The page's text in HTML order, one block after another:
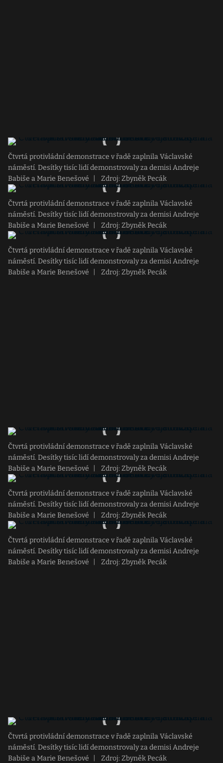
Čtvrtá protivládní demonstrace v řadě zaplnila Václavské
náměstí. Desítky tisíc lidí demonstrovaly za demisi Andreje
Babiše a Marie Benešové
Zdroj: Zbyněk Pecák
Čtvrtá protivládní demonstrace v řadě zaplnila Václavské
náměstí. Desítky tisíc lidí demonstrovaly za demisi Andreje
Babiše a Marie Benešové
Zdroj: Zbyněk Pecák
Čtvrtá protivládní demonstrace v řadě zaplnila Václavské
náměstí. Desítky tisíc lidí demonstrovaly za demisi Andreje
Babiše a Marie Benešové
Zdroj: Zbyněk Pecák
Čtvrtá protivládní demonstrace v řadě zaplnila Václavské
náměstí. Desítky tisíc lidí demonstrovaly za demisi Andreje
Babiše a Marie Benešové
Zdroj: Zbyněk Pecák
Čtvrtá protivládní demonstrace v řadě zaplnila Václavské
náměstí. Desítky tisíc lidí demonstrovaly za demisi Andreje
Babiše a Marie Benešové
Zdroj: Zbyněk Pecák
Čtvrtá protivládní demonstrace v řadě zaplnila Václavské
náměstí. Desítky tisíc lidí demonstrovaly za demisi Andreje
Babiše a Marie Benešové
Zdroj: Zbyněk Pecák
Čtvrtá protivládní demonstrace v řadě zaplnila Václavské
náměstí. Desítky tisíc lidí demonstrovaly za demisi Andreje
Babiše a Marie Benešové
Zdroj: Zbyněk Pecák